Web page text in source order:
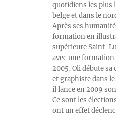
quotidiens les plus
belge et dans le
Après ses
formation en
supérieure Saint-
avec une formation
2005, Oli débute
et graphiste dans
il lance en 2009
Ce sont les
ont un effet